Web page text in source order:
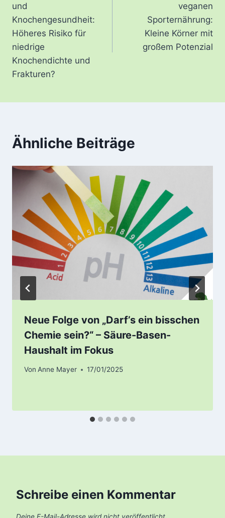
und
Knochengesundheit:
Höheres Risiko für
niedrige
Knochendichte und
Frakturen?
veganen
Sporternährung:
Kleine Körner mit
großem Potenzial
Ähnliche Beiträge
Neue Folge von „Darf’s ein bisschen
Chemie sein?“ – Säure-Basen-
Haushalt im Fokus
Von Anne Mayer 17/01/2025
Schreibe einen Kommentar